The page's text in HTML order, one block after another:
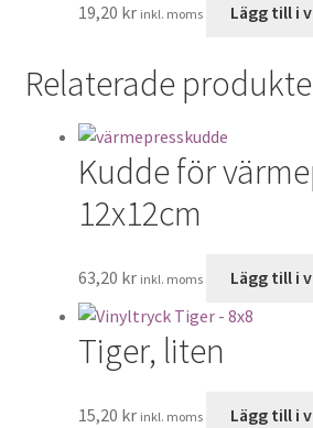
19,20 kr inkl. moms Lägg till i
Relaterade
Kudde för
12x12cm
63,20 kr inkl. moms Lägg till i
Tiger, liten
15,20 kr inkl. moms Lägg till i